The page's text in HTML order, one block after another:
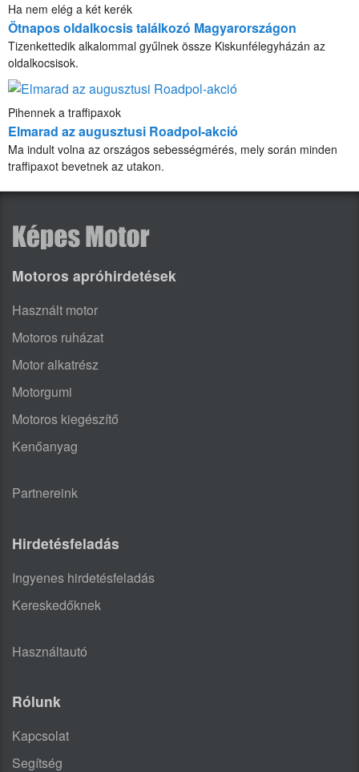
Ha nem elég a két kerék
Ötnapos oldalkocsis találkozó Magyarországon
Tizenkettedik alkalommal gyűlnek össze Kiskunfélegyházán az
oldalkocsisok.
Pihennek a traffipaxok
Elmarad az augusztusi Roadpol-akció
Ma indult volna az országos sebességmérés, mely során minden
traffipaxot bevetnek az utakon.
Motoros apróhirdetések
Használt motor
Motoros ruházat
Motor alkatrész
Motorgumi
Motoros kiegészítő
Kenőanyag
Partnereink
Hirdetésfeladás
Ingyenes hirdetésfeladás
Kereskedőknek
Használtautó
Rólunk
Kapcsolat
Segítség